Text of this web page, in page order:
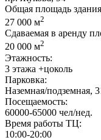
Общая площадь
27 000 м2
Сдаваемая в аренду
20 000 м2
Этажность:
3 этажа +цоколь
Парковка:
Наземная/подземная,
Посещаемость:
60000-65000 чел/нед.
Время работы ТЦ:
10:00-20:00